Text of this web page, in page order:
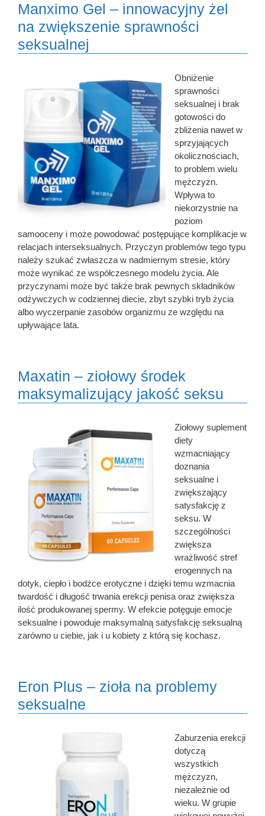
Manximo Gel – innowacyjny żel
na zwiększenie sprawności
seksualnej
Obniżenie
sprawności
seksualnej i brak
gotowości do
zbliżenia nawet w
sprzyjających
okolicznościach,
to problem wielu
mężczyzn.
Wpływa to
niekorzystnie na
poziom
samooceny i może powodować postępujące komplikacje w
relacjach interseksualnych. Przyczyn problemów tego typu
należy szukać zwłaszcza w nadmiernym stresie, który
może wynikać ze współczesnego modelu życia. Ale
przyczynami może być także brak pewnych składników
odżywczych w codziennej diecie, zbyt szybki tryb życia
albo wyczerpanie zasobów organizmu ze względu na
upływające lata.
Maxatin – ziołowy środek
maksymalizujący jakość seksu
Ziołowy suplement
diety
wzmacniający
doznania
seksualne i
zwiększający
satysfakcję z
seksu. W
szczególności
zwiększa
wrażliwość stref
erogennych na
dotyk, ciepło i bodźce erotyczne i dzięki temu wzmacnia
twardość i długość trwania erekcji penisa oraz zwiększa
ilość produkowanej spermy. W efekcie potęguje emocje
seksualne i powoduje maksymalną satysfakcję seksualną
zarówno u ciebie, jak i u kobiety z którą się kochasz.
Eron Plus – zioła na problemy
seksualne
Zaburzenia erekcji
dotyczą
wszystkich
mężczyzn,
niezależnie od
wieku. W grupie